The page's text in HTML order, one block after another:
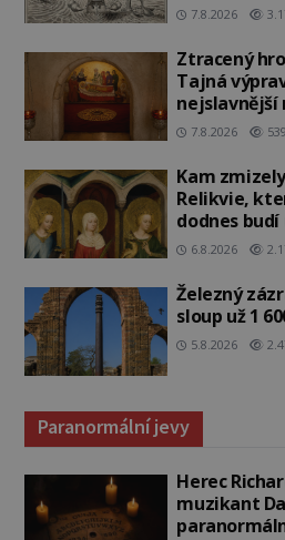
7.8.2026
Ztracený
Tajná
7.8.2026 539
Kam
Relikvie,
dodnes budí
6.8.2026
Železný
sloup už 1
5.8.2026
Paranormální jevy
Herec
muzikant